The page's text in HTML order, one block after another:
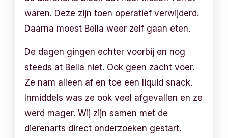
waren. Deze zijn toen operatief verwijderd.
Daarna moest Bella weer zelf gaan eten.
De dagen gingen echter voorbij en nog
steeds at Bella niet. Ook geen zacht voer.
Ze nam alleen af en toe een liquid snack.
Inmiddels was ze ook veel afgevallen en ze
werd mager. Wij zijn samen met de
dierenarts direct onderzoeken gestart.